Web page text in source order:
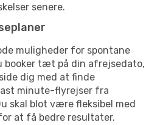
senere.
muligheder for spontane
booker tæt på din afrejsedato,
dig med at finde
minute-flyrejser fra
skal blot være fleksibel med
at få bedre resultater.